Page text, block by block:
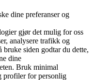
dine preferanser og
gjør det mulig for oss
analysere trafikk og
bruke siden godtar du dette,
dine
Bruk minimal
profiler for personlig